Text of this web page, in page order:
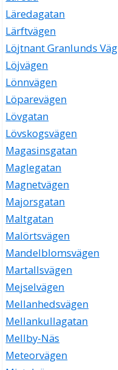
Läredagatan
Lärftvägen
Löjtnant Granlunds Väg
Löjvägen
Lönnvägen
Löparevägen
Lövgatan
Lövskogsvägen
Magasinsgatan
Maglegatan
Magnetvägen
Majorsgatan
Maltgatan
Malörtsvägen
Mandelblomsvägen
Martallsvägen
Mejselvägen
Mellanhedsvägen
Mellankullagatan
Mellby-Näs
Meteorvägen